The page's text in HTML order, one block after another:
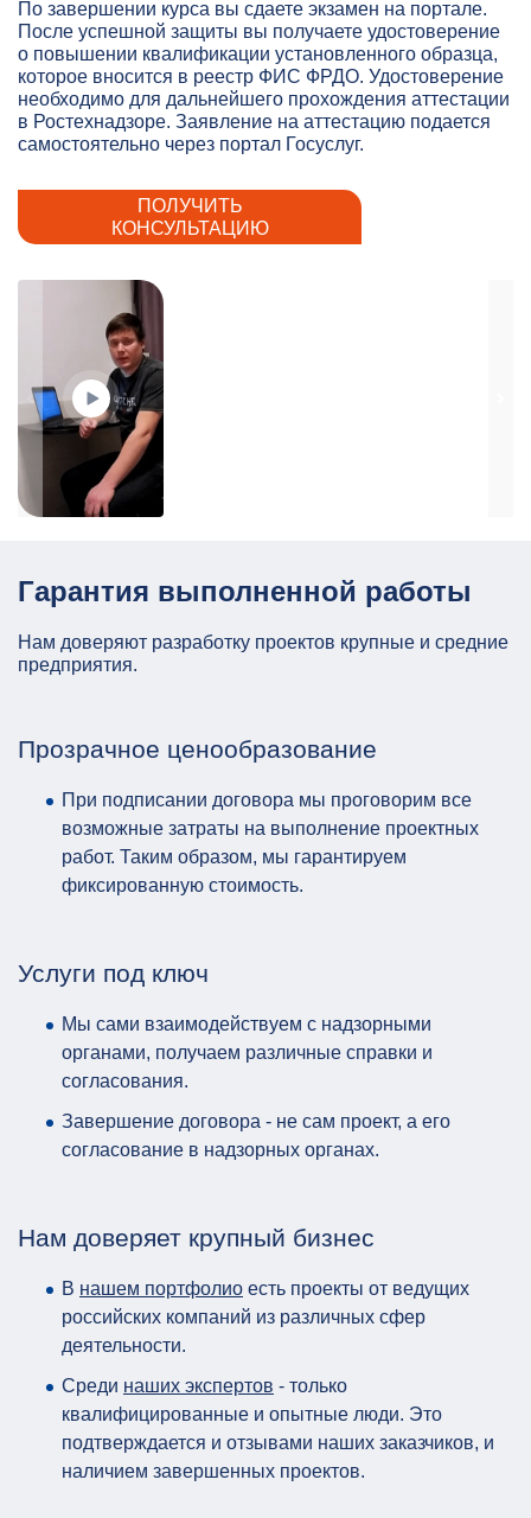
По завершении курса вы сдаете экзамен на портале.
После успешной защиты вы получаете удостоверение
о повышении квалификации установленного образца,
которое вносится в реестр ФИС ФРДО. Удостоверение
необходимо для дальнейшего прохождения аттестации
в Ростехнадзоре. Заявление на аттестацию подается
самостоятельно через портал Госуслуг.
ПОЛУЧИТЬ
КОНСУЛЬТАЦИЮ
Гарантия выполненной работы
Нам доверяют разработку проектов крупные и средние
предприятия.
Прозрачное ценообразование
При подписании договора мы проговорим все
возможные затраты на выполнение проектных
работ. Таким образом, мы гарантируем
фиксированную стоимость.
Услуги под ключ
Мы сами взаимодействуем с надзорными
органами, получаем различные справки и
согласования.
Завершение договора - не сам проект, а его
согласование в надзорных органах.
Нам доверяет крупный бизнес
В нашем портфолио есть проекты от ведущих
российских компаний из различных сфер
деятельности.
Среди наших экспертов - только
квалифицированные и опытные люди. Это
подтверждается и отзывами наших заказчиков, и
наличием завершенных проектов.